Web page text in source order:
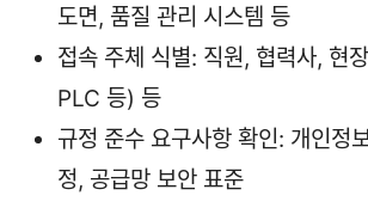
도면, 품질 관리 시스템 등
접속 주체 식별: 직원, 협력사, 현
PLC 등) 등
규정 준수 요구사항 확인: 개인정
정, 공급망 보안 표준